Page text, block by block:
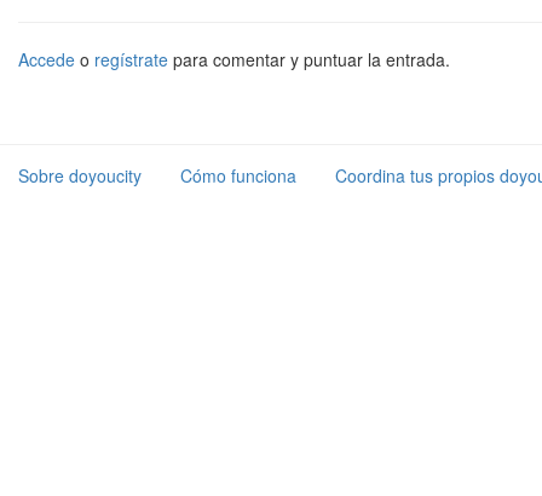
Accede o regístrate para comentar y puntuar la entrada.
Sobre doyoucity Cómo funciona Coordina tus propios